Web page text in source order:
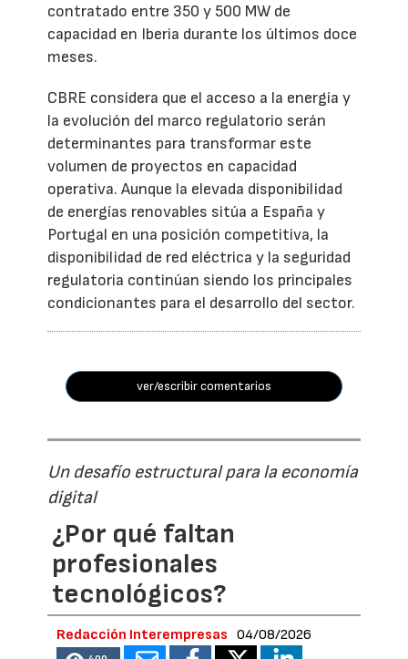
contratado entre 350 y 500 MW de
capacidad en Iberia durante los últimos doce
meses.
CBRE considera que el acceso a la energía y
la evolución del marco regulatorio serán
determinantes para transformar este
volumen de proyectos en capacidad
operativa. Aunque la elevada disponibilidad
de energías renovables sitúa a España y
Portugal en una posición competitiva, la
disponibilidad de red eléctrica y la seguridad
regulatoria continúan siendo los principales
condicionantes para el desarrollo del sector.
ver/escribir comentarios
Un desafío estructural para la economía
digital
¿Por qué faltan
profesionales
tecnológicos?
Redacción Interempresas 04/08/2026